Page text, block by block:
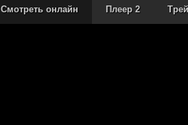
Смотреть онлайн Плеер 2